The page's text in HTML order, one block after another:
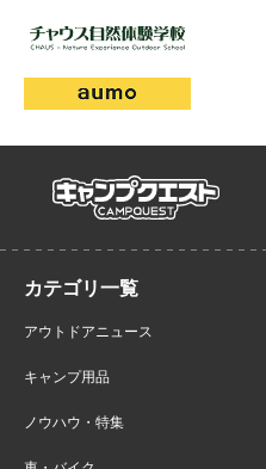
campquest
アウトドアニュース
キャンプ用品
ノウハウ・特集